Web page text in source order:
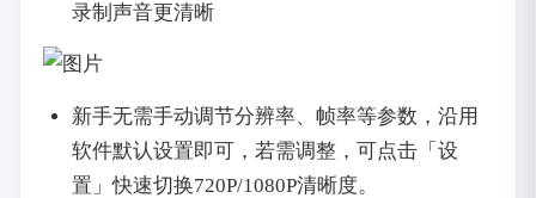
录制声音更清晰
新手无需手动调节分辨率、帧率等参数，沿用
软件默认设置即可，若需调整，可点击「设
置」快速切换720P/1080P清晰度。